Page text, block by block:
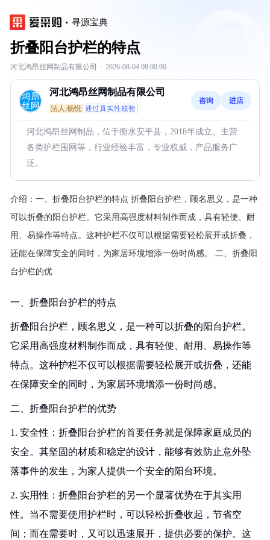
寻源宝典
折叠阳台护栏的特点
河北鸿昂丝网制品有限公司 · 2026-08-04 08:00:00
河北鸿昂丝网制品有限公司
法人:杨悦 通过真实性核验
咨询 进店
河北鸿昂丝网制品，位于衡水安平县，2018年成立。主营
各类护栏围网等，行业经验丰富，专业权威，产品服务广
泛。
介绍： 一、折叠阳台护栏的特点 折叠阳台护栏，顾名思义，是一种
可以折叠的阳台护栏。它采用高强度材料制作而成，具有轻便、耐
用、易操作等特点。这种护栏不仅可以根据需要轻松展开或折叠，
还能在保障安全的同时，为家居环境增添一份时尚感。 二、折叠阳
台护栏的优
一、折叠阳台护栏的特点
折叠阳台护栏，顾名思义，是一种可以折叠的阳台护栏。
它采用高强度材料制作而成，具有轻便、耐用、易操作等
特点。这种护栏不仅可以根据需要轻松展开或折叠，还能
在保障安全的同时，为家居环境增添一份时尚感。
二、折叠阳台护栏的优势
1. 安全性：折叠阳台护栏的首要任务就是保障家庭成员的
安全。其坚固的材质和稳定的设计，能够有效防止意外坠
落事件的发生，为家人提供一个安全的阳台环境。
2. 实用性：折叠阳台护栏的另一个显著优势在于其实用
性。当不需要使用护栏时，可以轻松折叠收起，节省空
间；而在需要时，又可以迅速展开，提供必要的保护。这